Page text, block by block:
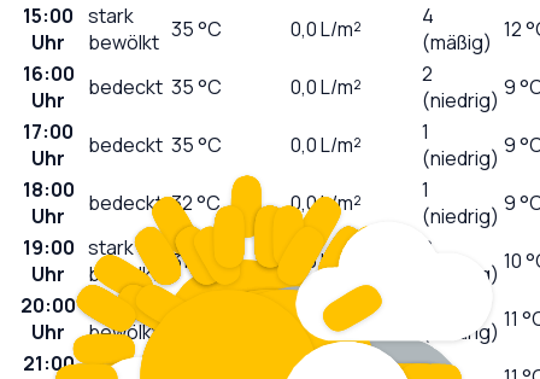
15:00
Uhr
stark
bewölkt 35°C 0,0L/m²
4
(mäßig) 12
16:00
Uhr
bedeckt 35°C 0,0L/m²
2
(niedrig) 9
17:00
Uhr
bedeckt 35°C 0,0L/m²
1
(niedrig) 9
18:00
Uhr
bedeckt 32°C 0,0L/m²
1
(niedrig) 9
19:00
Uhr
stark
bewölkt
31 0,0L/m²
0
(niedrig) 10
20:00
Uhr
stark
bewölkt
0,0 L/m²
(niedrig) 11
21:00
0